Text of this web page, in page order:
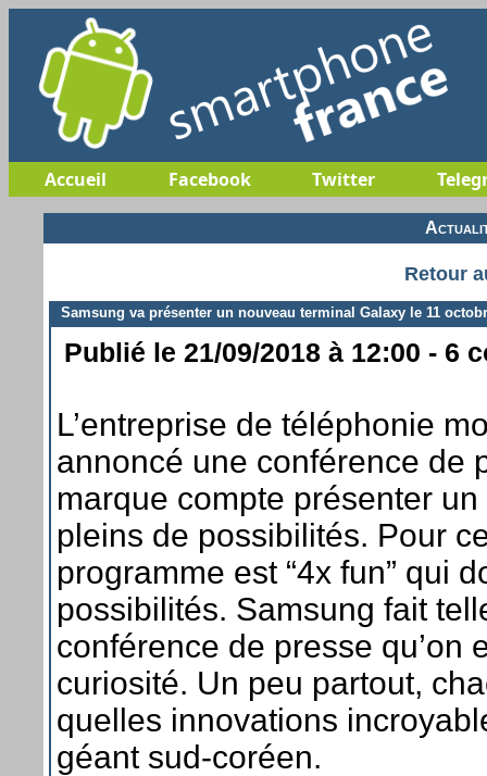
Accueil Facebook Twitter
Retour
Samsung va présenter un nouveau terminal Galaxy le 11
Publié le 21/09/2018 à 12:00 - 6
L’entreprise de téléphonie
annoncé une conférence de
marque compte présenter
pleins de possibilités. Pour
programme est “4x fun” qui
possibilités. Samsung fait
conférence de presse qu’on
curiosité. Un peu partout,
quelles innovations
géant sud-coréen.